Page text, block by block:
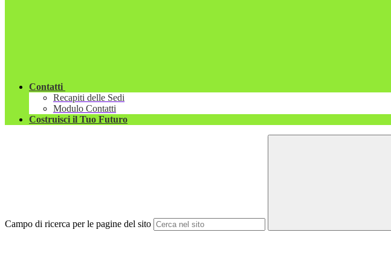
Contatti
Recapiti delle Sedi
Modulo Contatti
Costruisci il Tuo Futuro
Campo di ricerca per le pagine del sito